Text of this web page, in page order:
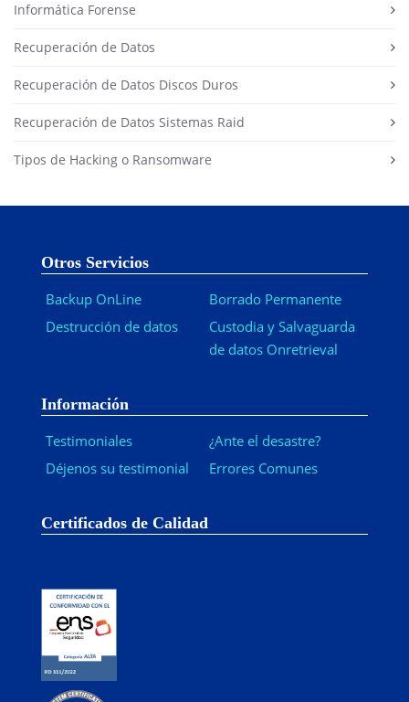
Informática Forense
Recuperación de Datos
Recuperación de Datos Discos Duros
Recuperación de Datos Sistemas Raid
Tipos de Hacking o Ransomware
Otros Servicios
Backup OnLine
Destrucción de datos
Borrado Permanente
Custodia y Salvaguarda
de datos Onretrieval
Información
Testimoniales
Déjenos su testimonial
¿Ante el desastre?
Errores Comunes
Certificados de Calidad